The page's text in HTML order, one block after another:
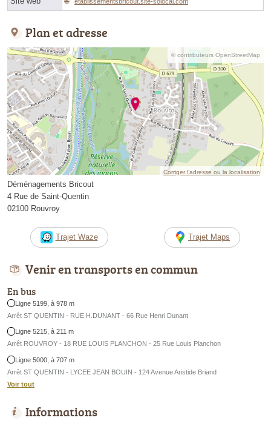
Plan et adresse
© contributeurs OpenStreetMap
Corriger l’adresse ou la localisation
Déménagements Bricout
4 Rue de Saint-Quentin
02100 Rouvroy
Trajet Waze Trajet Maps
Venir en transports en commun
En bus
Ligne 5199, à 978 m
Arrêt ST QUENTIN - RUE H.DUNANT - 66 Rue Henri Dunant
Ligne 5215, à 211 m
Arrêt ROUVROY - 18 RUE LOUIS PLANCHON - 25 Rue Louis Planchon
Ligne 5000, à 707 m
Arrêt ST QUENTIN - LYCEE JEAN BOUIN - 124 Avenue Aristide Briand
Voir tout
Informations